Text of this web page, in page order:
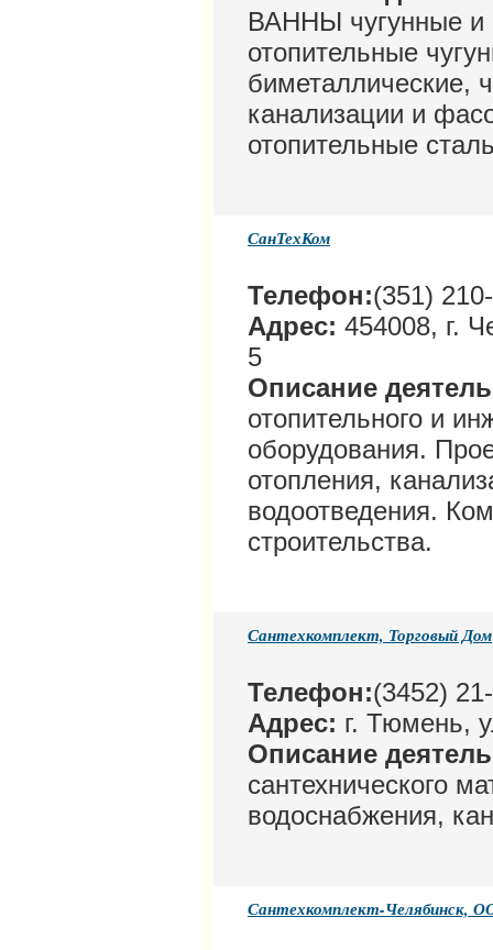
ВАННЫ чугунные
отопительные
биметаллические,
канализации и
отопительные
СанТехКом
Телефон:(351)
Адрес: 454008, г.
5
Описание
отопительного и
оборудования.
отопления,
водоотведения.
строительства.
Сантехкомплект, Торговый Дом
Телефон:(3452)
Адрес: г. Тюмень,
Описание
сантехнического
водоснабжения,
Сантехкомплект-Челябинск,